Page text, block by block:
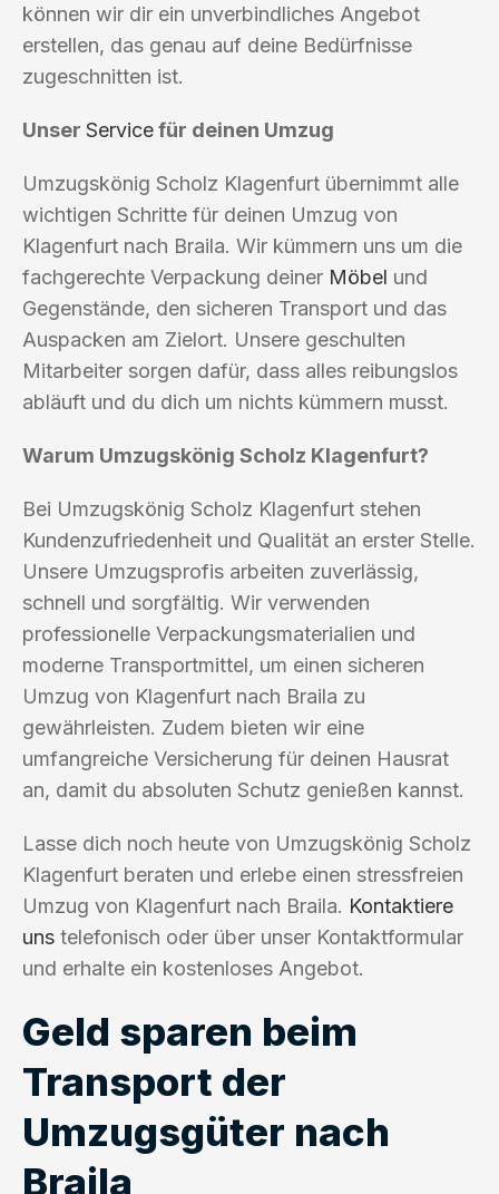
können wir dir ein unverbindliches Angebot
erstellen, das genau auf deine Bedürfnisse
zugeschnitten ist.
Unser Servicefür deinen Umzug
Umzugskönig Scholz Klagenfurt übernimmt alle
wichtigen Schritte für deinen Umzug von
Klagenfurt nach Braila. Wir kümmern uns um die
fachgerechte Verpackung deiner Möbel und
Gegenstände, den sicheren Transport und das
Auspacken am Zielort. Unsere geschulten
Mitarbeiter sorgen dafür, dass alles reibungslos
abläuft und du dich um nichts kümmern musst.
Warum Umzugskönig Scholz Klagenfurt?
Bei Umzugskönig Scholz Klagenfurt stehen
Kundenzufriedenheit und Qualität an erster Stelle.
Unsere Umzugsprofis arbeiten zuverlässig,
schnell und sorgfältig. Wir verwenden
professionelle Verpackungsmaterialien und
moderne Transportmittel, um einen sicheren
Umzug von Klagenfurt nach Braila zu
gewährleisten. Zudem bieten wir eine
umfangreiche Versicherung für deinen Hausrat
an, damit du absoluten Schutz genießen kannst.
Lasse dich noch heute von Umzugskönig Scholz
Klagenfurt beraten und erlebe einen stressfreien
Umzug von Klagenfurt nach Braila. Kontaktiere
uns telefonisch oder über unser Kontaktformular
und erhalte ein kostenloses Angebot.
Geld sparen beim
Transport der
Umzugsgüter nach
Braila